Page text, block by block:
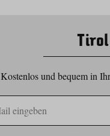
Kostenlos und bequem in